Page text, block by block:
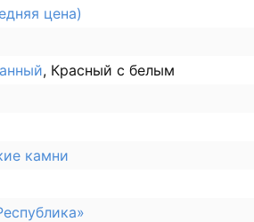
цена)
, Красный с белым
камни